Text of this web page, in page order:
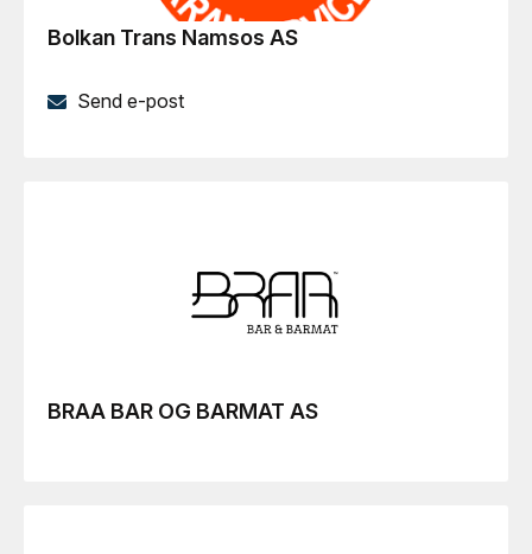
Bolkan Trans Namsos AS
Send e-post
BRAA BAR OG BARMAT AS